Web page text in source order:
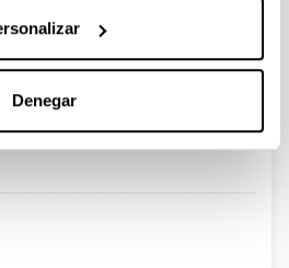
Denegar
intermedias Use TAB para desplazarse.
PáginaPágina
14 15